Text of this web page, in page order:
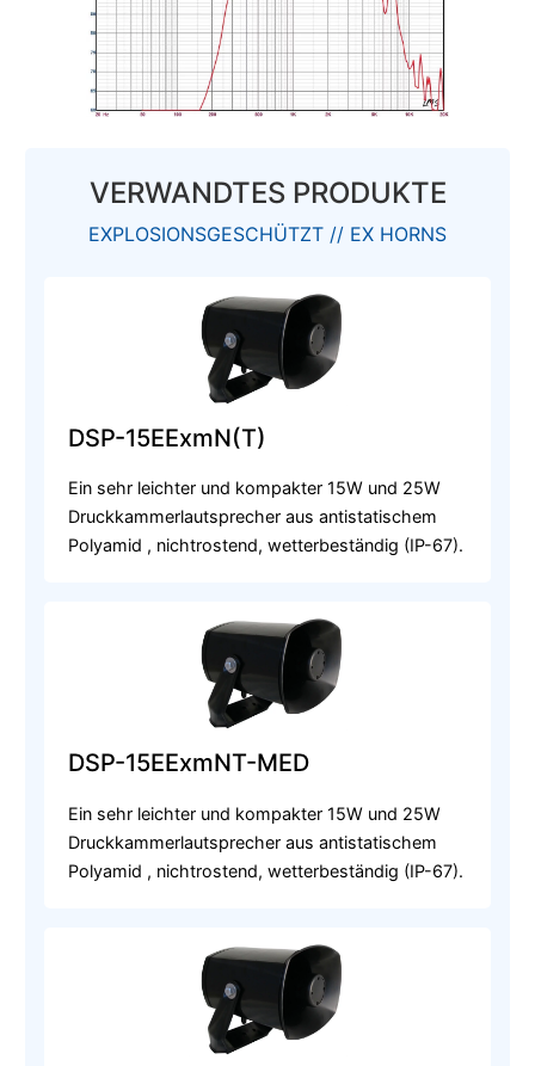
VERWANDTES PRODUKTE
EXPLOSIONSGESCHÜTZT // EX HORNS
DSP-15EExmN(T)
Ein sehr leichter und kompakter 15W und 25W
Druckkammerlautsprecher aus antistatischem
Polyamid , nichtrostend, wetterbeständig (IP-67).
DSP-15EExmNT-MED
Ein sehr leichter und kompakter 15W und 25W
Druckkammerlautsprecher aus antistatischem
Polyamid , nichtrostend, wetterbeständig (IP-67).